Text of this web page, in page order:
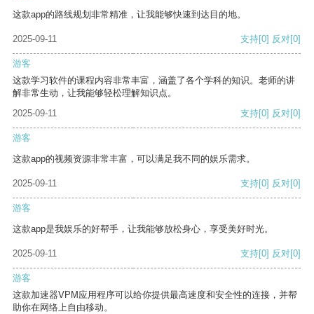
这款app的路线规划非常精准，让我能够快速到达目的地。
2025-09-11 支持[0] 反对[0]
游客
这款学习软件的课程内容非常丰富，涵盖了各个学科的知识。老师的讲
解非常生动，让我能够轻松理解知识点。
2025-09-11
支持[0] 反对[0]
游客
这款app的视频资源非常丰富，可以满足我不同的娱乐需求。
2025-09-11 支持[0] 反对[0]
游客
这款app是我娱乐的好帮手，让我能够放松身心，享受美好时光。
2025-09-11 支持[0] 反对[0]
游客
这款加速器VPM应用程序可以给你提供最高速度和安全性的连接，并帮
助你在网络上自由移动。